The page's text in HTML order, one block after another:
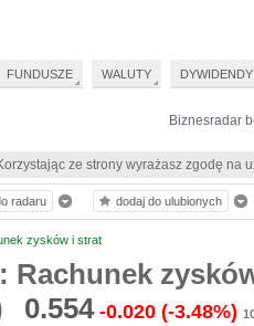
Biznesradar
ze strony wyrażasz zgodę
zysków i strat
Rachunek
0.554 -0.020 (-3.48%)
radaru dodaj do ulubionych
FUNDUSZE WALUTY DYWIDENDY